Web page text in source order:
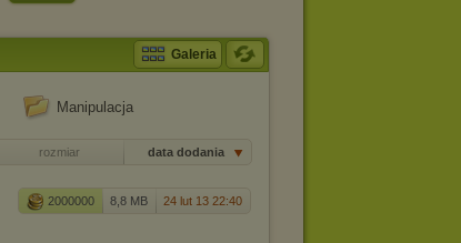
Galeria
Manipulacja
rozmiar data dodania
2000000 8,8 MB 24 lut 13 22:40